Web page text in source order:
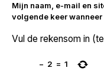
Mijn naam, e-mail en
volgende keer
Vul de rekensom in
− 2 = 1